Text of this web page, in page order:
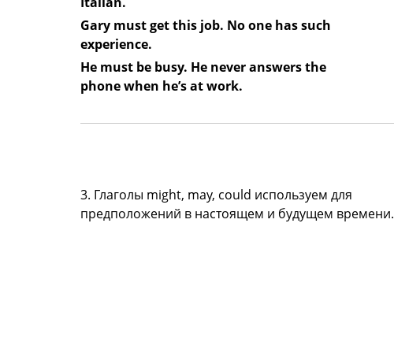
Gary must get this job. No one has such
experience.
He must be busy. He never answers the
phone when he’s at work.
3. Глаголы might, may, could используем для
предположений в настоящем и будущем времени.